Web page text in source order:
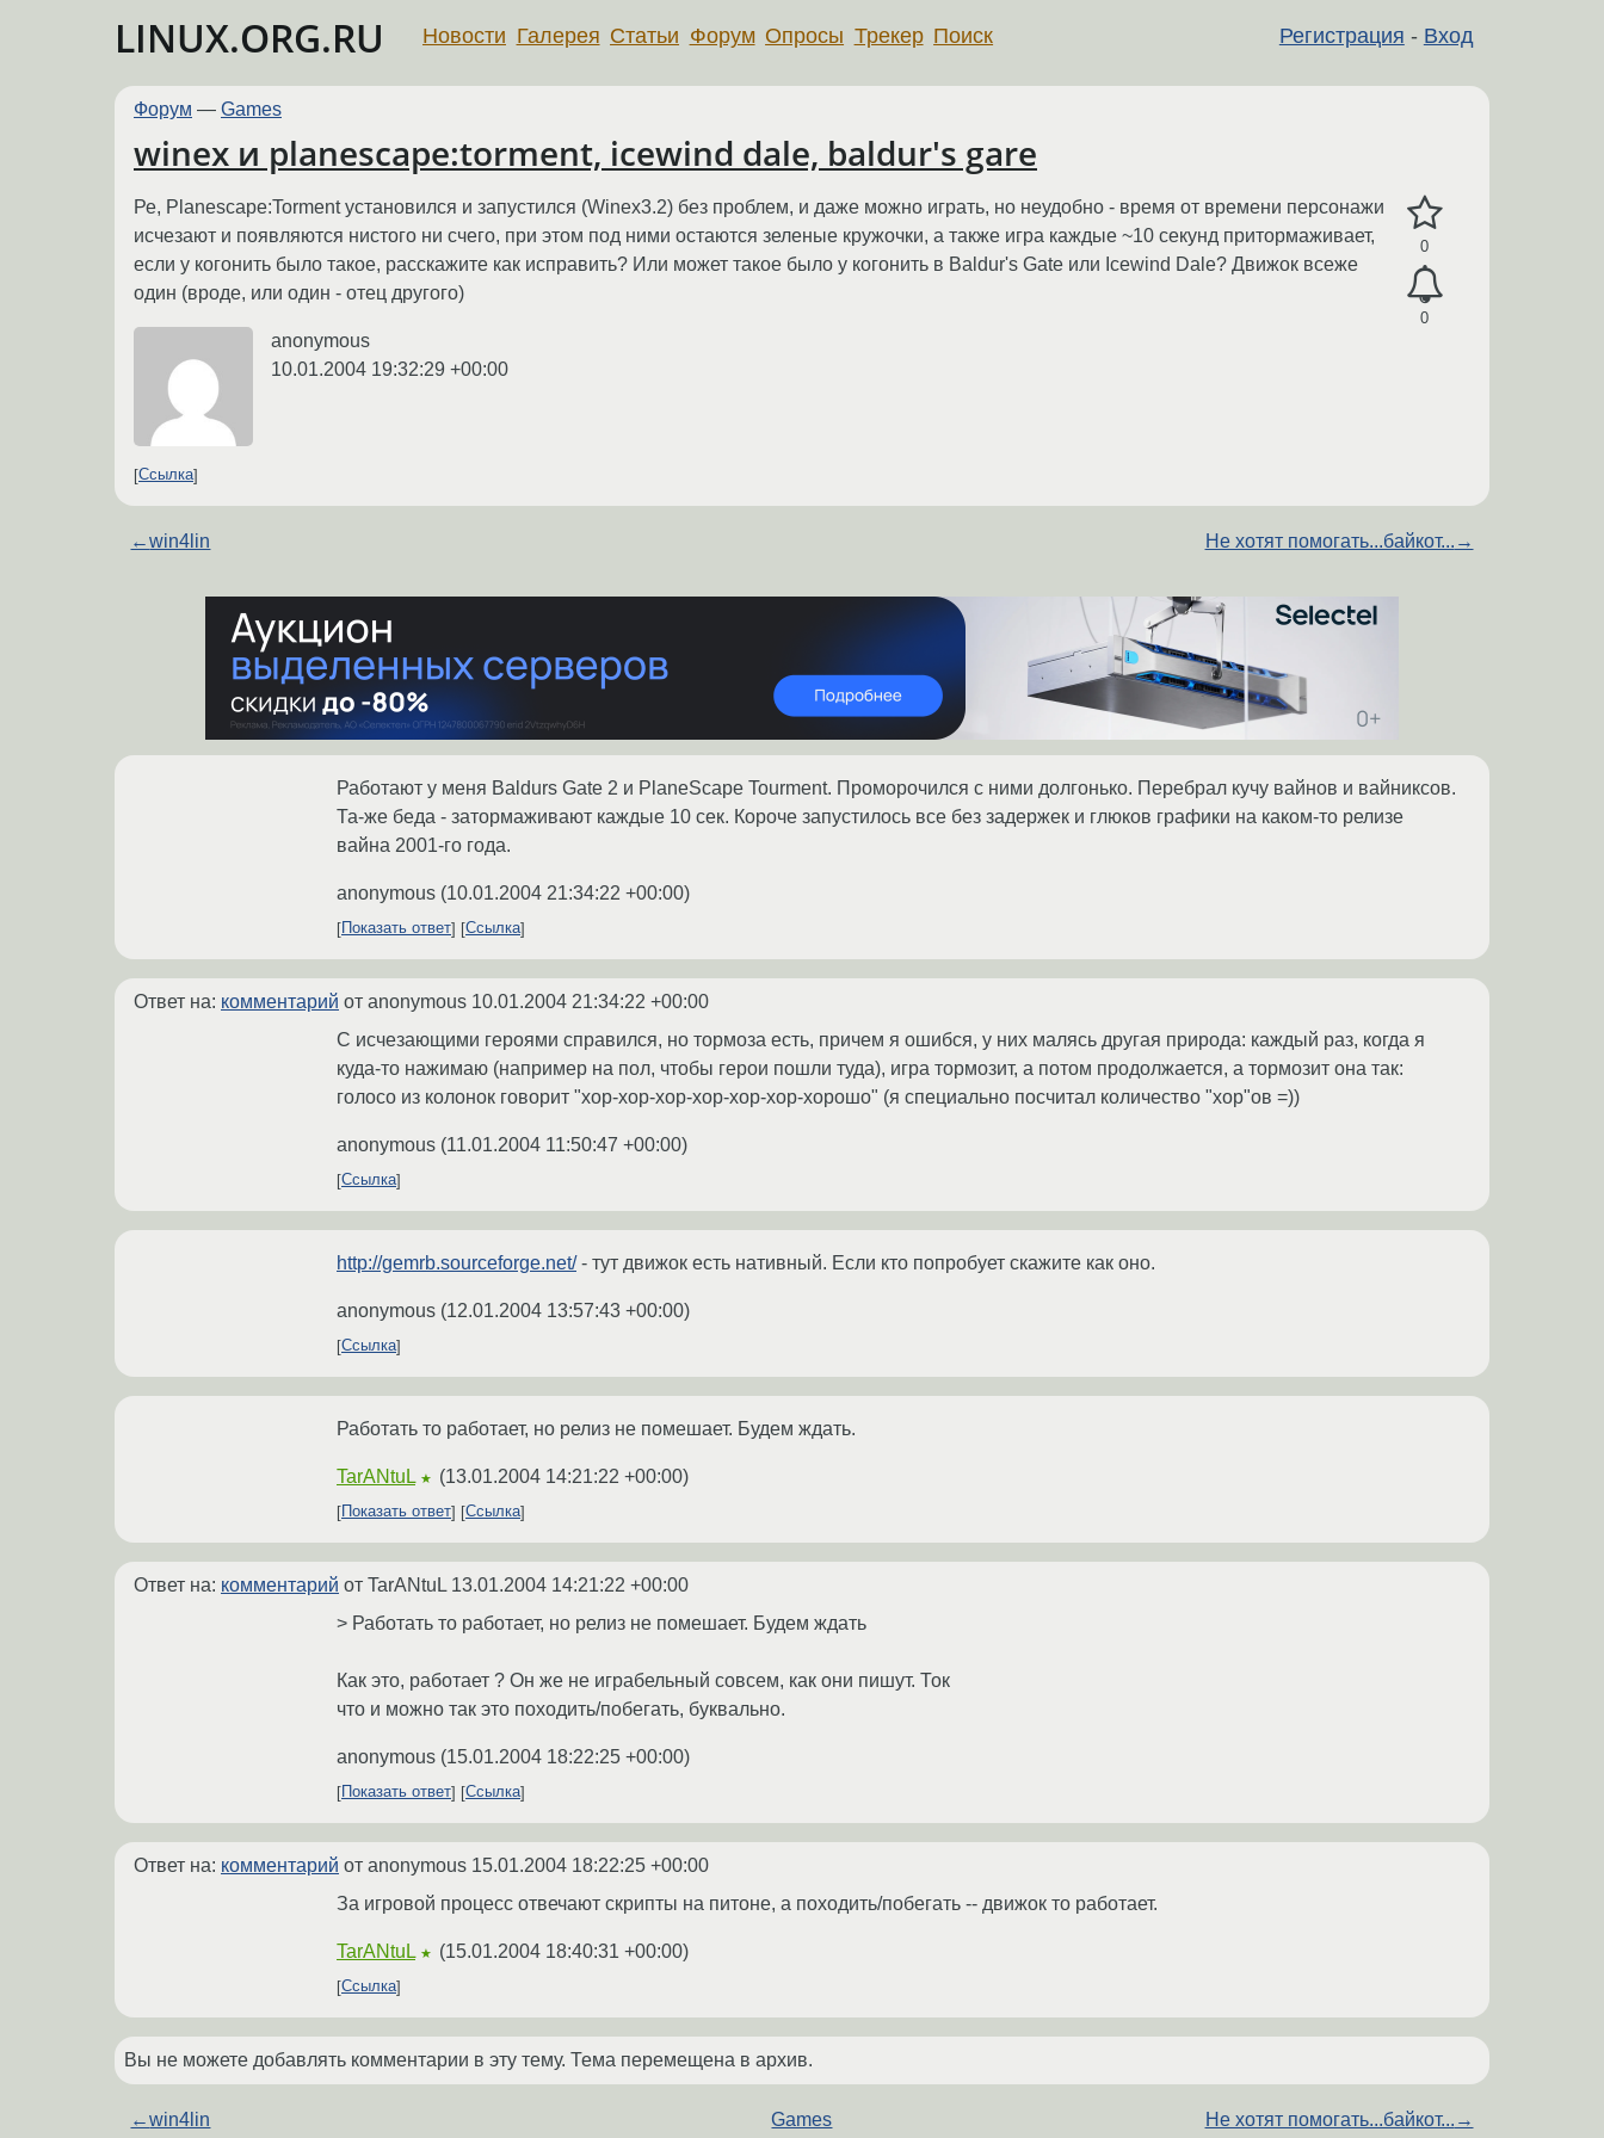
LINUX.ORG.RU Регистрация - Вход
Новости Галерея Статьи Форум Опросы Трекер Поиск
Форум — Games
winex и planescape:torment, icewind dale, baldur's gare
0
0
Ре, Planescape:Torment установился и запустился (Winex3.2) без проблем, и даже можно играть, но неудобно - время от времени персонажи
исчезают и появляются нистого ни счего, при этом под ними остаются зеленые кружочки, а также игра каждые ~10 секунд притормаживает,
если у когонить было такое, расскажите как исправить? Или может такое было у когонить в Baldur's Gate или Icewind Dale? Движок всеже
один (вроде, или один - отец другого)
anonymous
10.01.2004 19:32:29 +00:00
Ссылка
←win4lin Не хотят помогать...байкот... →
Работают у меня Baldurs Gate 2 и PlaneScape Tourment. Проморочился с ними долгонько. Перебрал кучу вайнов и вайниксов.
Та-же беда - затормаживают каждые 10 сек. Короче запустилось все без задержек и глюков графики на каком-то релизе
вайна 2001-го года.
anonymous (10.01.2004 21:34:22 +00:00)
Показать ответ Ссылка
Ответ на: комментарий от anonymous 10.01.2004 21:34:22 +00:00
С исчезающими героями справился, но тормоза есть, причем я ошибся, у них малясь другая природа: каждый раз, когда я
куда-то нажимаю (например на пол, чтобы герои пошли туда), игра тормозит, а потом продолжается, а тормозит она так:
голосо из колонок говорит "хор-хор-хор-хор-хор-хор-хорошо" (я специально посчитал количество "хор"ов =))
anonymous (11.01.2004 11:50:47 +00:00)
Ссылка
http://gemrb.sourceforge.net/- тут движок есть нативный. Если кто попробует скажите как оно.
anonymous (12.01.2004 13:57:43 +00:00)
Ссылка
Работать то работает, но релиз не помешает. Будем ждать.
TarANtuL ★ (13.01.2004 14:21:22 +00:00)
Показать ответ Ссылка
Ответ на: комментарий от TarANtuL 13.01.2004 14:21:22 +00:00
> Работать то работает, но релиз не помешает. Будем ждать
Как это, работает ? Он же не играбельный совсем, как они пишут. Ток
что и можно так это походить/побегать, буквально.
anonymous (15.01.2004 18:22:25 +00:00)
Показать ответ Ссылка
Ответ на: комментарий от anonymous 15.01.2004 18:22:25 +00:00
За игровой процесс отвечают скрипты на питоне, а походить/побегать -- движок то работает.
TarANtuL ★ (15.01.2004 18:40:31 +00:00)
Ссылка
Вы не можете добавлять комментарии в эту тему. Тема перемещена в архив.
←win4lin Games Не хотят помогать...байкот... →